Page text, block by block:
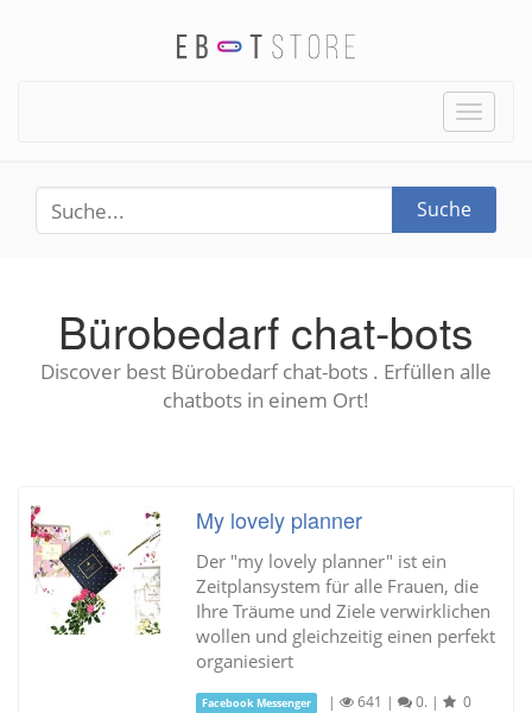
Toggle
Suche
Bürobedarf chat-bots
Discover best Bürobedarf chat-bots . Erfüllen alle
chatbots in einem Ort!
My lovely planner
Der "my lovely planner" ist ein
Zeitplansystem für alle Frauen, die
Ihre Träume und Ziele verwirklichen
wollen und gleichzeitig einen perfekt
organiesiert
Facebook Messenger | 641 | 0. | 0